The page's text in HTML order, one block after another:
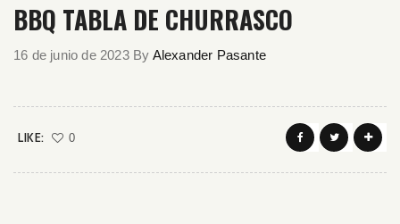
BBQ TABLA DE CHURRASCO
16 de junio de 2023 By Alexander Pasante
LIKE: 0